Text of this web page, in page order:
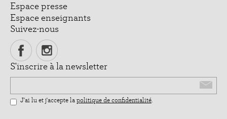
Espace presse
Espace enseignants
Suivez-nous
S'inscrire à la newsletter
J'ai lu et j'accepte la politique de confidentialité.